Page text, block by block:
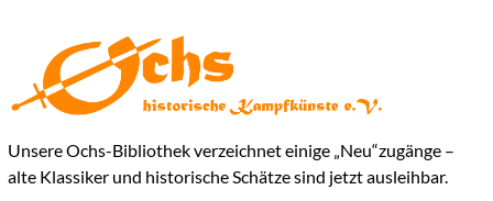
Unsere Ochs-Bibliothek verzeichnet einige „Neu“zugänge –
alte Klassiker und historische Schätze sind jetzt ausleihbar.